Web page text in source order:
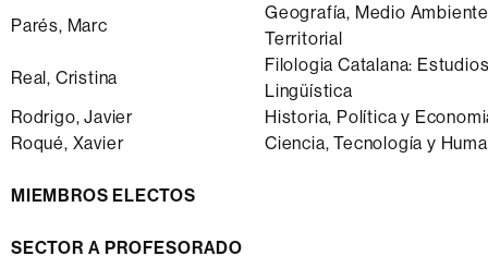
Parés, Marc
Geografía, Medio
Territorial
Real, Cristina
Filologia Catalana:
Lingüística
Rodrigo, Javier
Historia, Política y
Roqué, Xavier
Ciencia, Tecnología y
MIEMBROS ELECTOS
SECTOR A PROFESORADO